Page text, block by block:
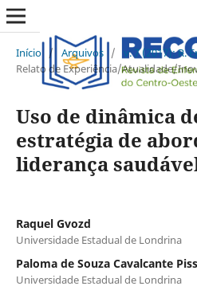
Início / Arquivos / v. 7 (2017): R.
Relato de Experiência/Atualidade/
Uso de dinâmica
estratégia de
liderança
Raquel Gvozd
Universidade Estadual de Londrina
Paloma de Souza Cavalcante
Universidade Estadual de Londrina